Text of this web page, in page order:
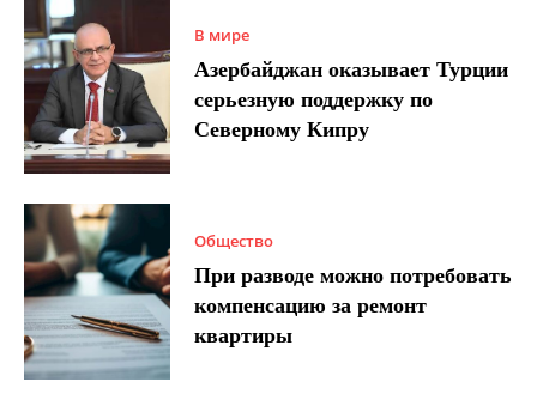
В мире
Азербайджан оказывает Турции
серьезную поддержку по
Северному Кипру
Общество
При разводе можно потребовать
компенсацию за ремонт
квартиры